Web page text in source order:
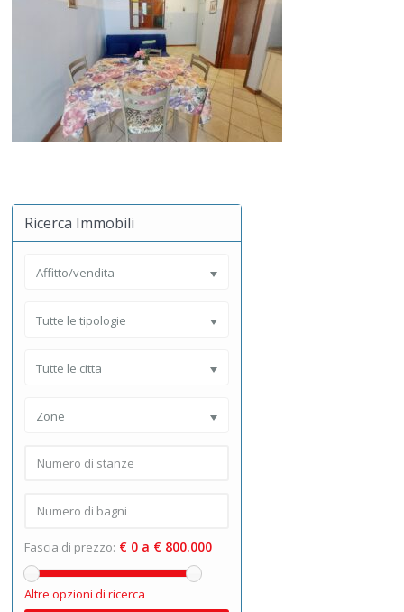
Ricerca Immobili
Affitto/vendita
Tutte le tipologie
Tutte le citta
Zone
Fascia di prezzo: € 0 a € 800.000
Altre opzioni di ricerca